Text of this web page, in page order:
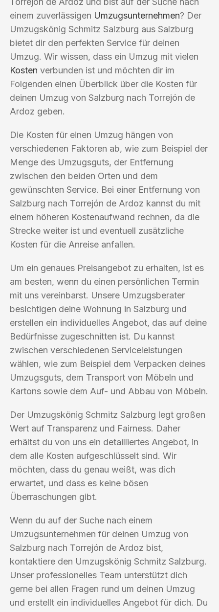
einem zuverlässigen Umzugsunternehmen? Der
Umzugskönig Schmitz Salzburg aus Salzburg
bietet dir den perfekten Service für deinen
Umzug. Wir wissen, dass ein Umzug mit vielen
Kosten verbunden ist und möchten dir im
Folgenden einen Überblick über die Kosten für
deinen Umzug von Salzburg nach Torrejón de
Ardoz geben.
Die Kosten für einen Umzug hängen von
verschiedenen Faktoren ab, wie zum Beispiel der
Menge des Umzugsguts, der Entfernung
zwischen den beiden Orten und dem
gewünschten Service. Bei einer Entfernung von
Salzburg nach Torrejón de Ardoz kannst du mit
einem höheren Kostenaufwand rechnen, da die
Strecke weiter ist und eventuell zusätzliche
Kosten für die Anreise anfallen.
Um ein genaues Preisangebot zu erhalten, ist es
am besten, wenn du einen persönlichen Termin
mit uns vereinbarst. Unsere Umzugsberater
besichtigen deine Wohnung in Salzburg und
erstellen ein individuelles Angebot, das auf deine
Bedürfnisse zugeschnitten ist. Du kannst
zwischen verschiedenen Serviceleistungen
wählen, wie zum Beispiel dem Verpacken deines
Umzugsguts, dem Transport von Möbeln und
Kartons sowie dem Auf- und Abbau von Möbeln.
Der Umzugskönig Schmitz Salzburg legt großen
Wert auf Transparenz und Fairness. Daher
erhältst du von uns ein detailliertes Angebot, in
dem alle Kosten aufgeschlüsselt sind. Wir
möchten, dass du genau weißt, was dich
erwartet, und dass es keine bösen
Überraschungen gibt.
Wenn du auf der Suche nach einem
Umzugsunternehmen für deinen Umzug von
Salzburg nach Torrejón de Ardoz bist,
kontaktiere den Umzugskönig Schmitz Salzburg.
Unser professionelles Team unterstützt dich
gerne bei allen Fragen rund um deinen Umzug
und erstellt ein individuelles Angebot für dich. Du